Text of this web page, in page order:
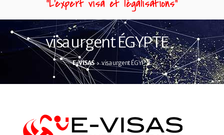
“L'expert visa et légalisations”
visa urgent ÉGYPTE
E-VISAS visa urgent ÉGYPTE